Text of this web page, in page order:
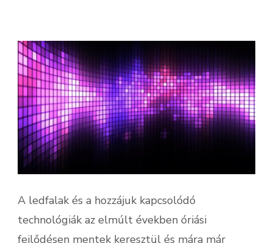
A ledfalak és a hozzájuk kapcsolódó
technológiák az elmúlt években óriási
fejlődésen mentek keresztül és mára már